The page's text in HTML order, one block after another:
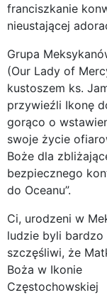
franciszkanie
nieustającej
Grupa
(Our Lady of
kustoszem ks.
przywieźli Ikonę
gorąco o
swoje życie
Boże dla
bezpiecznego
do Oceanu”.
Ci, urodzeni w
ludzie byli bardzo
szczęśliwi, że
Boża w Ikonie
Częstochowskiej